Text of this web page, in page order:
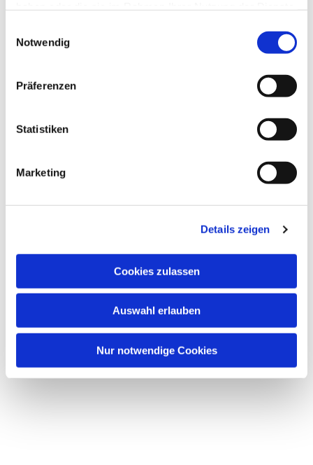
Notwendig
Präferenzen
Statistiken
Marketing
Details zeigen
Cookies zulassen
Auswahl erlauben
Nur notwendige Cookies
Dies könnte Sie auch
interessieren